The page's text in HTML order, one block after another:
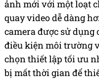
ảnh mới với một loạt
quay video dễ dàng
camera được sử dụng
điều kiện môi trường
chọn thiết lập tối ưu
bị mất thời gian để